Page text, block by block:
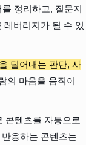
정리하고, 질문지
버리지가 될 수 있
덜어내는 판단, 사
의 마음을 움직이
콘텐츠를 자동으로
응하는 콘텐츠는